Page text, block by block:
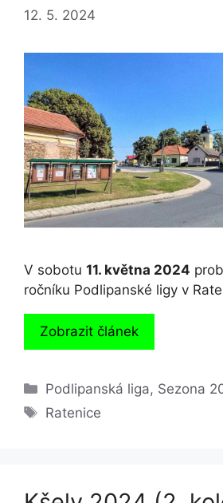
12. 5. 2024
V sobotu 11. května 2024
ročníku Podlipanské ligy v
Zobrazit článek
Rubriky
Podlipanská liga, Sezona
Štítky
Ratenice